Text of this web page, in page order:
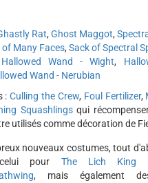
Rat, Ghost Maggot,
of Many Faces, Sack of Spectral
Hallowed Wand - Wight,
Wand - Nerubian
:Culling the Crew, Foul Fertilizer,
Squashlingsqui
utilisés comme décoration de
nouveaux costumes, tout
pour The Lich King
, mais également